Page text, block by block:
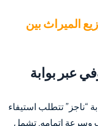
الميراث بين
عبر بوابة
“ناجز” تتطلب استيفاء
إتمامه. تشمل